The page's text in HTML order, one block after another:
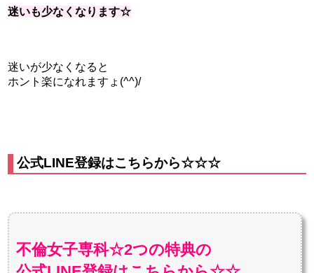
迷いも少なくなります☆
迷いが少なくなると
ホント楽になれますょ(^^)/
公式LINE登録はこちらから☆☆☆
不倫女子専科☆2つの特典の